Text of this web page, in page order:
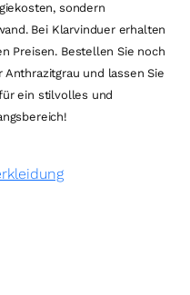
sondern
Bei Klarvinduer erhalten
Preisen. Bestellen Sie noch
und lassen Sie
ein stilvolles und